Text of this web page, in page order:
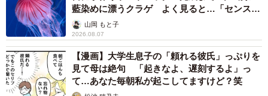
「国産マッチでもバズりたい」願いかなった！
老舗メーカーの投稿が4100万再生 他業種も
続々相乗りでミーム化へ発展
まいどなニュース調査部
2026.08.07
「即座に案内することが不可能です」レストラ
ンの入り口に大きな注意書き オートリザーブ